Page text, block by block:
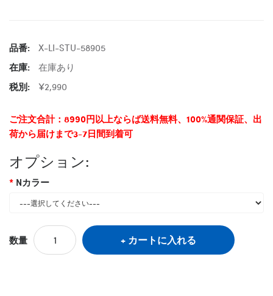
品番:
X-LI-STU-58905
在庫:
在庫あり
税別:
¥2,990
ご注文合計：8990円以上ならば送料無料、100%通関保証、出
荷から届けまで3-7日間到着可
オプション:
Nカラー
数量 カートに入れる